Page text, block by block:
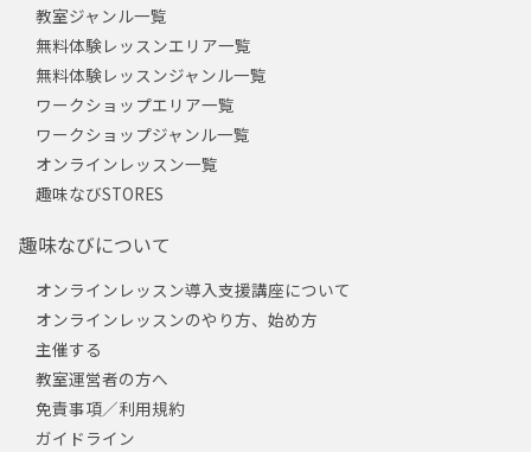
教室ジャンル一覧
無料体験レッスンエリア一覧
無料体験レッスンジャンル一覧
ワークショップエリア一覧
ワークショップジャンル一覧
オンラインレッスン一覧
趣味なびSTORES
趣味なびについて
オンラインレッスン導入支援講座について
オンラインレッスンのやり方、始め方
主催する
教室運営者の方へ
免責事項／利用規約
ガイドライン